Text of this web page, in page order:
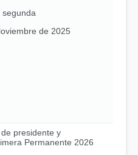
segunda
de 2025
presidente y
Permanente 2026